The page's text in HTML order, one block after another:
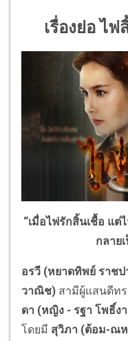
เรื่องย่อ ไ
“เมื่อไฟรักสิ้นเชื้อ แ
กลาย
อรวี (หยาดทิพย์ ราชป
วาณิช) สามีผู้แสนดีท
ดา (หญิง - รฐา โพธิ์ง
โดยมี สุวิภา (ต้อม-ณ